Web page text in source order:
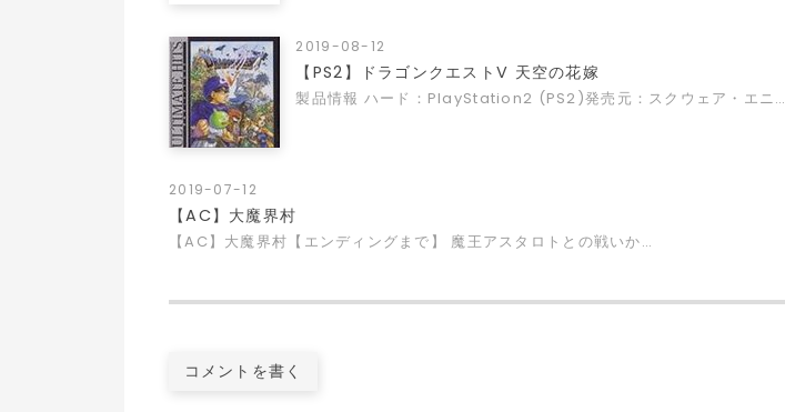
2019-08-12
【PS2】ドラゴンクエストV 天空の花嫁
製品情報 ハード：PlayStation2 (PS2)発売元：スクウェア・エニ…
2019-07-12
【AC】大魔界村
【AC】大魔界村【エンディングまで】 魔王アスタロトとの戦いか…
コメントを書く